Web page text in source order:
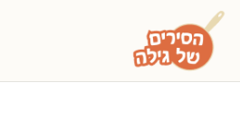
לדלג
לתוכן